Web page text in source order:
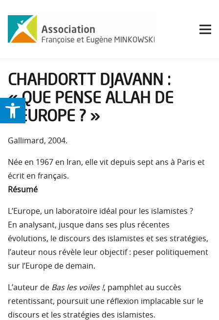
CHAHDORTT DJAVANN :
« QUE PENSE ALLAH DE
L’EUROPE ? »
Gallimard, 2004.
Née en 1967 en Iran, elle vit depuis sept ans à Paris et
écrit en français.
Résumé
L’Europe, un laboratoire idéal pour les islamistes ?
En analysant, jusque dans ses plus récentes
évolutions, le discours des islamistes et ses stratégies,
l’auteur nous révèle leur objectif : peser politiquement
sur l’Europe de demain.
L’auteur de Bas les voiles !, pamphlet au succès
retentissant, poursuit une réflexion implacable sur le
discours et les stratégies des islamistes.
Ouvrir la barre d’outils